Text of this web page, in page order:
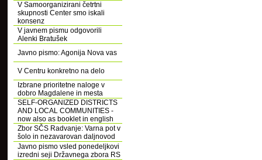
V Samoorganizirani četrtni
skupnosti Center smo iskali
konsenz
V javnem pismu odgovorili
Alenki Bratušek
Javno pismo: Agonija Nova vas
V Centru konkretno na delo
Izbrane prioritetne naloge v
dobro Magdalene in mesta
SELF-ORGANIZED DISTRICTS
AND LOCAL COMMUNITIES -
now also as booklet in english
Zbor SČS Radvanje: Varna pot v
šolo in nezavarovan daljnovod
Javno pismo vsled ponedeljkovi
izredni seji Državnega zbora RS